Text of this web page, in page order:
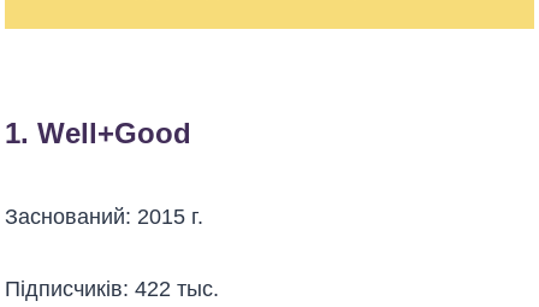
1. Well+Good
Заснований: 2015 г.
Підписчиків: 422 тыс.